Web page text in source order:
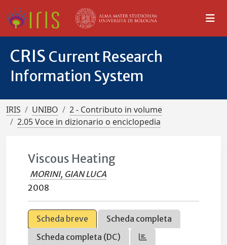
CRIS Current Research
Information System
IRIS UNIBO
2 - Contributo in volume
2.05 Voce in dizionario o enciclopedia
Viscous Heating
MORINI, GIAN LUCA
2008
Scheda breve
Scheda completa
Scheda completa (DC)